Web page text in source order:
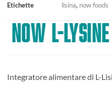
Etichette
lisina, now foods
NOW L-
Integratore alimentare di L-